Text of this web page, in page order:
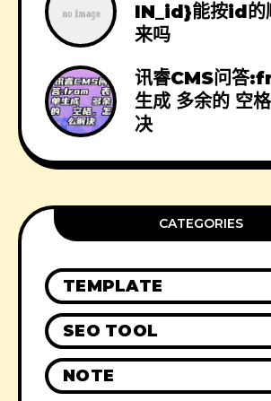
IN_id}能按id的
来吗
讯睿CMS问答
生成 多余的 空
决
CATEGORIES
TEMPLATE
SEO TOOL
NOTE